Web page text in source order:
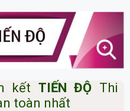
kết TIẾN ĐỘ Thi
toàn nhất